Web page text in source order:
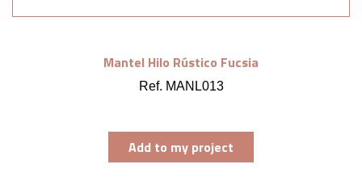
Mantel Hilo Rústico Fucsia
Ref. MANL013
Add to my project